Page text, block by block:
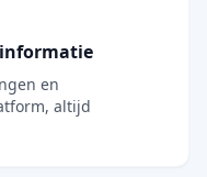
en
altijd